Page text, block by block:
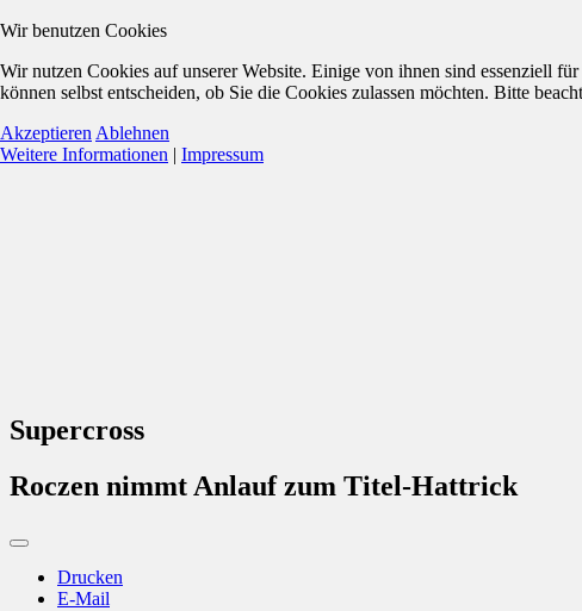
Supercross
Roczen nimmt Anlauf zum Titel-Hattrick
Drucken
E-Mail
Wir benutzen Cookies
Wir nutzen Cookies auf unserer Website. Einige von ihnen sind essenziell
können selbst entscheiden, ob Sie die Cookies zulassen möchten. Bitte
Akzeptieren Ablehnen
Weitere Informationen | Impressum